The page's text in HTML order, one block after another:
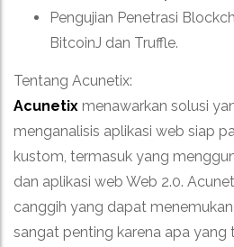
Pengujian Penetrasi
BitcoinJ dan Truffle.
Tentang Acunetix:
Acunetix menawarkan solusi
menganalisis aplikasi web siap
kustom, termasuk yang
dan aplikasi web Web 2.0.
canggih yang dapat
sangat penting karena apa yang